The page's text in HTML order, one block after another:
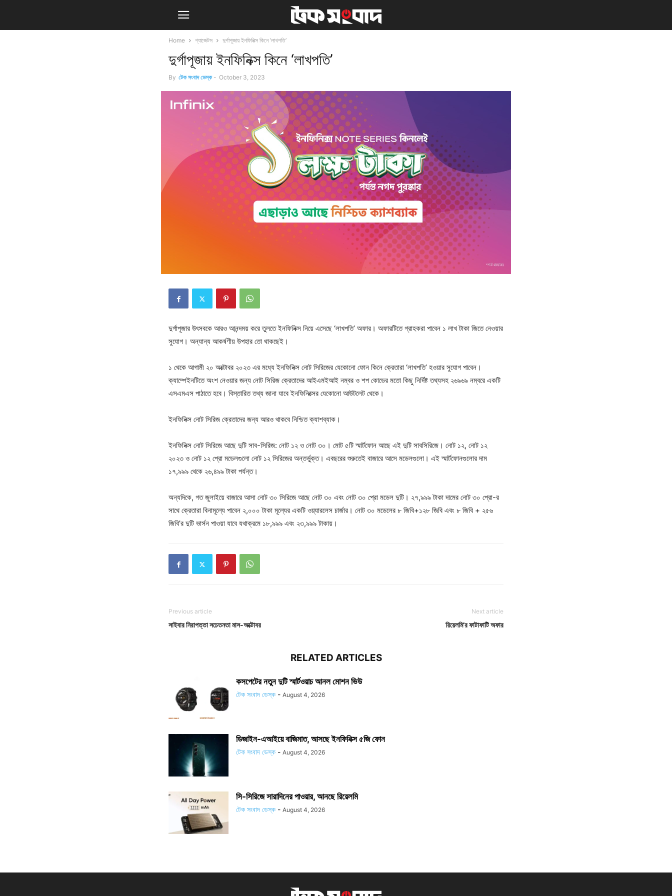
Home গ্যাজেটস দুর্গাপূজায় ইনফিনিক্স কিনে ‘লাখপতি’
দুর্গাপূজায় ইনফিনিক্স কিনে ‘লাখপতি’
By টেক সংবাদ ডেস্ক - October 3, 2023
দুর্গাপূজার উৎসবকে আরও আনন্দময় করে তুলতে ইনফিনিক্স নিয়ে এসেছে ‘লাখপতি’ অফার। অফারটিতে গ্রাহকরা পাবেন ১ লাখ টাকা জিতে নেওয়ার
সুযোগ। অন্যান্য আকর্ষণীয় উপহার তো থাকছেই।
১ থেকে আগামী ২০ অক্টোবর ২০২৩ এর মধ্যে ইনফিনিক্স নোট সিরিজের যেকোনো ফোন কিনে ক্রেতারা ‘লাখপতি’ হওয়ার সুযোগ পাবেন।
ক্যাম্পেইনটিতে অংশ নেওয়ার জন্য নোট সিরিজ ক্রেতাদের আইএমইআই নম্বর ও শপ কোডের মতো কিছু নির্দিষ্ট তথ্যসহ ২৬৯৬৯ নম্বরে একটি
এসএমএস পাঠাতে হবে। বিস্তারিত তথ্য জানা যাবে ইনফিনিক্সের যেকোনো আউটলেট থেকে।
ইনফিনিক্স নোট সিরিজ ক্রেতাদের জন্য আরও থাকবে নিশ্চিত ক্যাশব্যাক।
ইনফিনিক্স নোট সিরিজে আছে দুটি সাব-সিরিজ: নোট ১২ ও নোট ৩০। মোট ৫টি স্মার্টফোন আছে এই দুটি সাবসিরিজে। নোট ১২, নোট ১২
২০২৩ ও নোট ১২ প্রো মডেলগুলো নোট ১২ সিরিজের অন্তর্ভুক্ত। এবছরের শুরুতেই বাজারে আসে মডেলগুলো। এই স্মার্টফোনগুলোর দাম
১৭,৯৯৯ থেকে ২৬,৪৯৯ টাকা পর্যন্ত।
অন্যদিকে, গত জুলাইয়ে বাজারে আসা নোট ৩০ সিরিজে আছে নোট ৩০ এবং নোট ৩০ প্রো মডেল দুটি। ২৭,৯৯৯ টাকা দামের নোট ৩০ প্রো-র
সাথে ক্রেতারা বিনামূল্যে পাবেন ২,০০০ টাকা মূল্যের একটি ওয়্যারলেস চার্জার। নোট ৩০ মডেলের ৮ জিবি+১২৮ জিবি এবং ৮ জিবি + ২৫৬
জিবি’র দুটি ভার্সন পাওয়া যাবে যথাক্রমে ১৮,৯৯৯ এবং ২৩,৯৯৯ টাকায়।
Previous article
সাইবার নিরাপত্তা সচেতনতা মাস-অক্টোবর
Next article
রিয়েলমি’র ফাটাফাটি অফার
RELATED ARTICLES
কসপেটের নতুন দুটি স্মার্টওয়াচ আনল মোশন ভিউ
টেক সংবাদ ডেস্ক - August 4, 2026
ডিজাইন-এআইয়ে বাজিমাত, আসছে ইনফিনিক্স ৫জি ফোন
টেক সংবাদ ডেস্ক - August 4, 2026
সি-সিরিজে সারাদিনের পাওয়ার, আনছে রিয়েলমি
টেক সংবাদ ডেস্ক - August 4, 2026